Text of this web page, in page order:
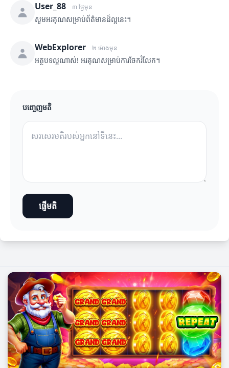
User_88 ៣ ថ្ងៃមុន
សូមអរគុណសម្រាប់ព័ត៌មានដ៏ល្អនេះ។
WebExplorer ២ ម៉ោងមុន
អត្ថបទល្អណាស់! អរគុណសម្រាប់ការចែករំលែក។
បញ្ចេញមតិ
ផ្ញើមតិ